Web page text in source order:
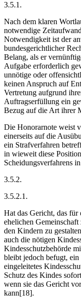
3.5.1.
Nach dem klaren
notwendige
Notwendigkeit ist der
bundesgerichtlicher
Belang, als er
Aufgabe erforderlich
unnötige oder
keinen Anspruch auf
Vertretung aufgrund
Auftragserfüllung ein
Bezug auf die Art ihrer
Die Honorarnote weist
einerseits auf die
ein Strafverfahren
in wieweit diese
Scheidungsverfahrens
3.5.2.
3.5.2.1.
Hat das Gericht, das für
ehelichen
den Kindern zu
auch die nötigen
Kindesschutzbehörde
bleibt jedoch befugt,
eingeleitetes
Schutz des Kindes
wenn sie das Gericht
kann[18].